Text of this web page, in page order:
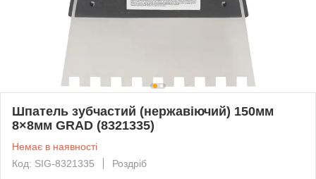
Шпатель зубчастий (нержавіючий) 150мм
8×8мм GRAD (8321335)
Немає в наявності
Код: SIG-8321335
Роздріб